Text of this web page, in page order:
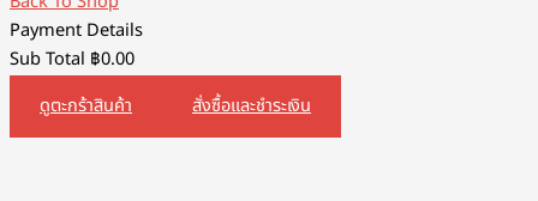
Payment Details
Sub Total ฿0.00
ดูตะกร้าสินค้า
สั่งซื้อและชำระเงิน